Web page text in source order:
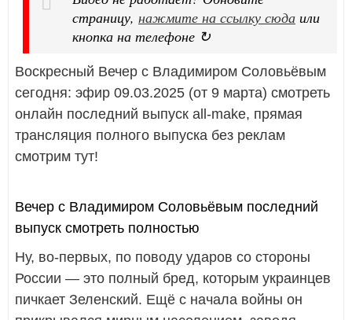
страницу, нажмите на ссылку сюда или
кнопка на телефоне ↻
Воскресный Вечер с Владимиром Соловьёвым
сегодня: эфир 09.03.2025 (от 9 марта) смотреть
онлайн последний выпуск all-make, прямая
трансляция полного выпуска без реклам
смотрим тут!
Вечер с Владимиром Соловьёвым последний
выпуск смотреть полностью
Ну, во-первых, по поводу ударов со стороны
России — это полный бред, которым украинцев
пичкает Зеленский. Ещё с начала войны он